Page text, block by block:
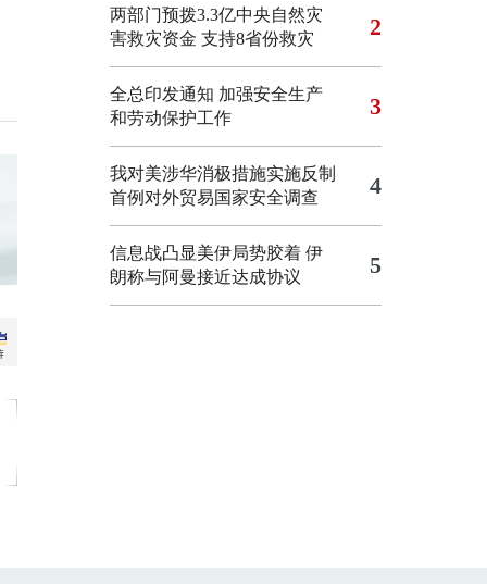
两部门预拨3.3亿中央自然灾
害救灾资金 支持8省份救灾
2
全总印发通知 加强安全生产
和劳动保护工作
3
我对美涉华消极措施实施反制
首例对外贸易国家安全调查
4
信息战凸显美伊局势胶着 伊
朗称与阿曼接近达成协议
5